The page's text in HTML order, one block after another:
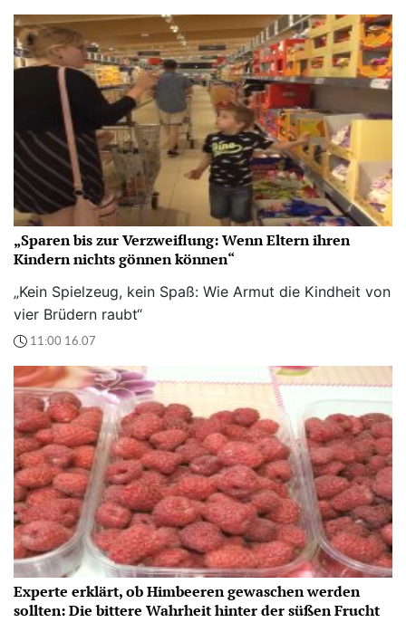
„Sparen bis zur Verzweiflung: Wenn Eltern ihren
Kindern nichts gönnen können“
„Kein Spielzeug, kein Spaß: Wie Armut die Kindheit von
vier Brüdern raubt“
11:00 16.07
Experte erklärt, ob Himbeeren gewaschen werden
sollten: Die bittere Wahrheit hinter der süßen Frucht